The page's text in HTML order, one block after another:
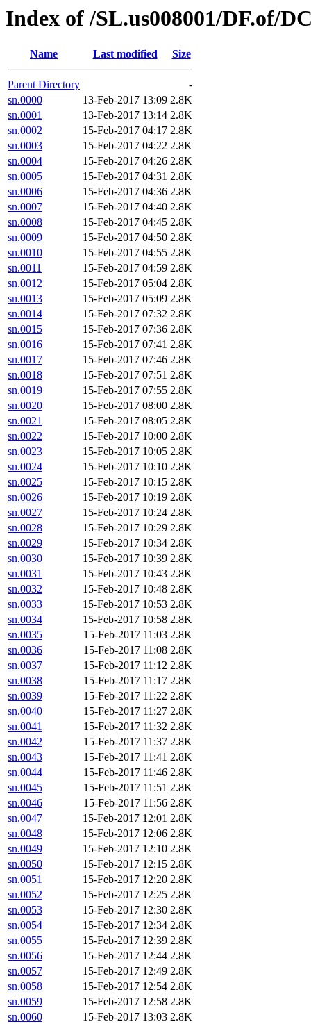
Index of /SL.us008001/DF.of/
Name Last modified Size
Parent Directory
-
sn.0000
13-Feb-2017 13:09 2.8K
sn.0001
13-Feb-2017 13:14 2.8K
sn.0002
15-Feb-2017 04:17 2.8K
sn.0003
15-Feb-2017 04:22 2.8K
sn.0004
15-Feb-2017 04:26 2.8K
sn.0005
15-Feb-2017 04:31 2.8K
sn.0006
15-Feb-2017 04:36 2.8K
sn.0007
15-Feb-2017 04:40 2.8K
sn.0008
15-Feb-2017 04:45 2.8K
sn.0009
15-Feb-2017 04:50 2.8K
sn.0010
15-Feb-2017 04:55 2.8K
sn.0011
15-Feb-2017 04:59 2.8K
sn.0012
15-Feb-2017 05:04 2.8K
sn.0013
15-Feb-2017 05:09 2.8K
sn.0014
15-Feb-2017 07:32 2.8K
sn.0015
15-Feb-2017 07:36 2.8K
sn.0016
15-Feb-2017 07:41 2.8K
sn.0017
15-Feb-2017 07:46 2.8K
sn.0018
15-Feb-2017 07:51 2.8K
sn.0019
15-Feb-2017 07:55 2.8K
sn.0020
15-Feb-2017 08:00 2.8K
sn.0021
15-Feb-2017 08:05 2.8K
sn.0022
15-Feb-2017 10:00 2.8K
sn.0023
15-Feb-2017 10:05 2.8K
sn.0024
15-Feb-2017 10:10 2.8K
sn.0025
15-Feb-2017 10:15 2.8K
sn.0026
15-Feb-2017 10:19 2.8K
sn.0027
15-Feb-2017 10:24 2.8K
sn.0028
15-Feb-2017 10:29 2.8K
sn.0029
15-Feb-2017 10:34 2.8K
sn.0030
15-Feb-2017 10:39 2.8K
sn.0031
15-Feb-2017 10:43 2.8K
sn.0032
15-Feb-2017 10:48 2.8K
sn.0033
15-Feb-2017 10:53 2.8K
sn.0034
15-Feb-2017 10:58 2.8K
sn.0035
15-Feb-2017 11:03 2.8K
sn.0036
15-Feb-2017 11:08 2.8K
sn.0037
15-Feb-2017 11:12 2.8K
sn.0038
15-Feb-2017 11:17 2.8K
sn.0039
15-Feb-2017 11:22 2.8K
sn.0040
15-Feb-2017 11:27 2.8K
sn.0041
15-Feb-2017 11:32 2.8K
sn.0042
15-Feb-2017 11:37 2.8K
sn.0043
15-Feb-2017 11:41 2.8K
sn.0044
15-Feb-2017 11:46 2.8K
sn.0045
15-Feb-2017 11:51 2.8K
sn.0046
15-Feb-2017 11:56 2.8K
sn.0047
15-Feb-2017 12:01 2.8K
sn.0048
15-Feb-2017 12:06 2.8K
sn.0049
15-Feb-2017 12:10 2.8K
sn.0050
15-Feb-2017 12:15 2.8K
sn.0051
15-Feb-2017 12:20 2.8K
sn.0052
15-Feb-2017 12:25 2.8K
sn.0053
15-Feb-2017 12:30 2.8K
sn.0054
15-Feb-2017 12:34 2.8K
sn.0055
15-Feb-2017 12:39 2.8K
sn.0056
15-Feb-2017 12:44 2.8K
sn.0057
15-Feb-2017 12:49 2.8K
sn.0058
15-Feb-2017 12:54 2.8K
sn.0059
15-Feb-2017 12:58 2.8K
sn.0060
15-Feb-2017 13:03 2.8K